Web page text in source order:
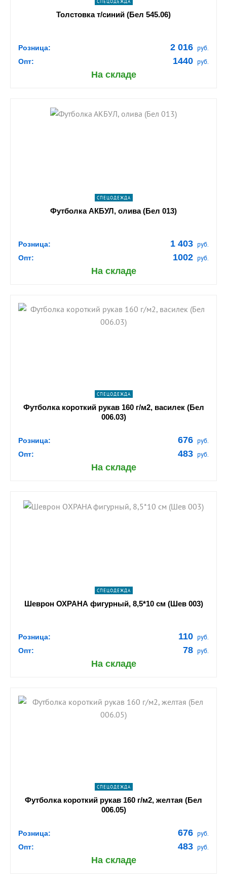
СПЕЦОДЕЖДА
Толстовка т/синий (Бел 545.06)
Розница: 2 016 руб.
Опт: 1440 руб.
На складе
shopping_cart В КОРЗИНУ
СПЕЦОДЕЖДА
Футболка АКБУЛ, олива (Бел 013)
Розница: 1 403 руб.
Опт: 1002 руб.
На складе
shopping_cart В КОРЗИНУ
СПЕЦОДЕЖДА
Футболка короткий рукав 160 г/м2, василек (Бел
006.03)
Розница: 676 руб.
Опт: 483 руб.
На складе
shopping_cart В КОРЗИНУ
СПЕЦОДЕЖДА
Шеврон ОХРАНА фигурный, 8,5*10 см (Шев 003)
Розница: 110 руб.
Опт: 78 руб.
На складе
shopping_cart В КОРЗИНУ
СПЕЦОДЕЖДА
Футболка короткий рукав 160 г/м2, желтая (Бел
006.05)
Розница: 676 руб.
Опт: 483 руб.
На складе